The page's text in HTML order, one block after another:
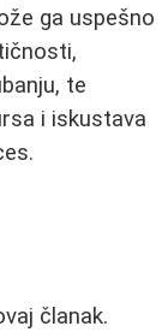
ga uspešno
te
i iskustava
članak.